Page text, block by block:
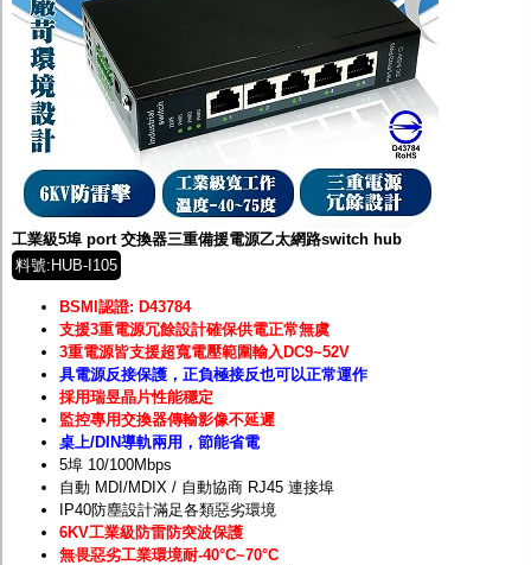
工業級5埠 port 交換器三重備援電源乙太網路switch hub
料號:HUB-I105
BSMI認證: D43784
支援3重電源冗餘設計確保供電正常無虞
3重電源皆支援超寬電壓範圍輸入DC9~52V
具電源反接保護，正負極接反也可以正常運作
採用瑞昱晶片性能穩定
監控專用交換器傳輸影像不延遲
桌上/DIN導軌兩用，節能省電
5埠 10/100Mbps
自動 MDI/MDIX / 自動協商 RJ45 連接埠
IP40防塵設計滿足各類惡劣環境
6KV工業級防雷防突波保護
無畏惡劣工業環境耐-40°C~70°C